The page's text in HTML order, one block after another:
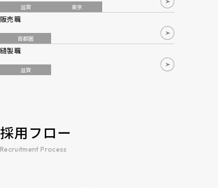
滋賀 東京
販売職
首都圏
縫製職
滋賀
採用フロー
Recruitment Process